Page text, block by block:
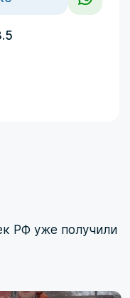
РФ уже получили